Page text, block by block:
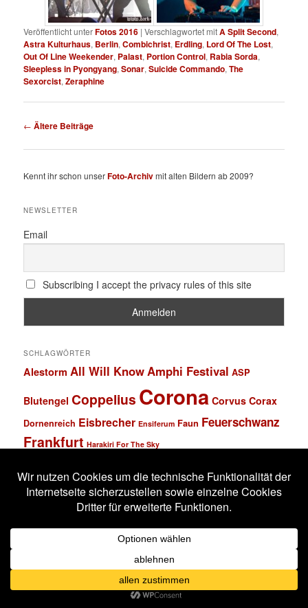
Veröffentlicht unterFotos 2016 |Verschlagwortet mitA Split Second,
Astra Kulturhaus, Berlin,Combichrist, Erdling, Lord Of The Lost,
Out Of Line Weekender, Palast, Portion Control, Rabia Sorda,
Sleepless in Pyongyang,Sonar,Suicide Commando,The
Sexorcist,Zeraphine
Beitragsnavigation
← Ältere Beiträge
Kennt ihr schon unserFoto-Archivmit alten Bildern ab 2009?
NEWSLETTER
Email
Subscribing I accept the privacy rules of this site
SCHLAGWÖRTER
Alestorm All Will KnowAmphi Festival ASP
Blutengel Coppelius Corona Corvus Corax
Dornenreich Eisbrecher Ensiferum Faun Feuerschwanz
Frankfurt Harakiri For The Sky
In Extremo Köln Leipzig Letzte Instanz
Lord Of The Lost M'era Luna Festival
MannheimMono Inc.
MS Connexion Ost+Front
Saltatio Mortis Schandmaul Schlachthof